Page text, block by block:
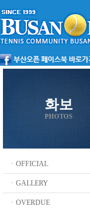
화보
PHOTOS
ㆍOFFICIAL
ㆍGALLERY
ㆍOVERDUE